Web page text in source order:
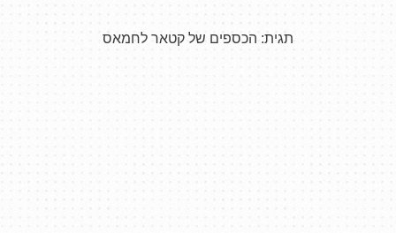
תגית: הכספים של קטאר לחמאס